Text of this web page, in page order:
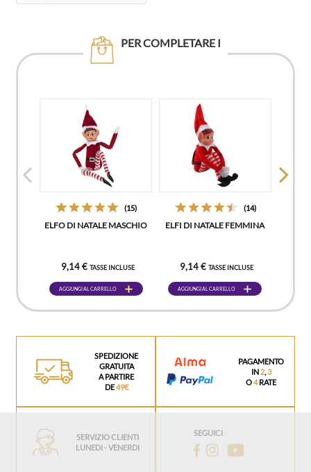
PER COMPLETARE I
(15)
ELFO DI NATALE MASCHIO
9,14 € TASSE INCLUSE
AGGIUNGI AL CARRELLO
(14)
ELFI DI NATALE FEMMINA
9,14 €TASSE INCLUSE
AGGIUNGI AL CARRELLO
SPEDIZIONE
GRATUITA
A PARTIRE
DE49€
PAGAMENTO
IN2, 3
O4RATE
SERVIZIO CLIENTI
LUNEDI - VENERDI
SEGUICI